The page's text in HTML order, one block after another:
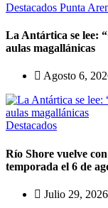
Destacados Punta
La Antártica se lee:
aulas magallánicas
Agosto 6,
Destacados
Río Shore vuelve
temporada el 6 de
Julio 29, 2026